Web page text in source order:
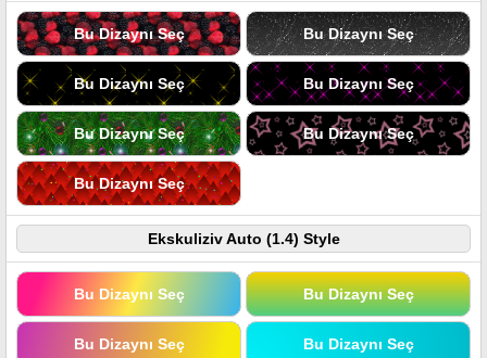
Bu Dizaynı Seç Bu Dizaynı Seç
Bu Dizaynı Seç Bu Dizaynı Seç
Bu Dizaynı Seç Bu Dizaynı Seç
Bu Dizaynı Seç
Ekskuliziv Auto (1.4) Style
Bu Dizaynı Seç Bu Dizaynı Seç
Bu Dizaynı Seç Bu Dizaynı Seç